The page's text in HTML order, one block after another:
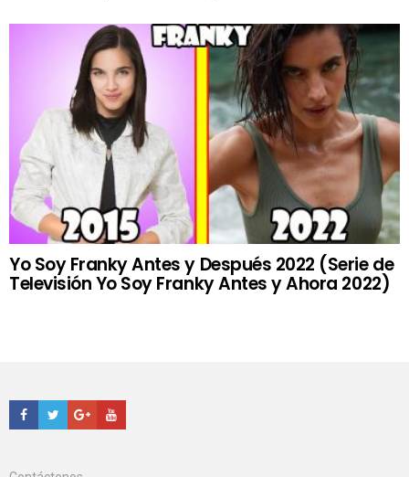
Yo Soy Franky Antes y Después 2022 (Serie de
Televisión Yo Soy Franky Antes y Ahora 2022)
Facebook
TwitterGoogle+Youtube